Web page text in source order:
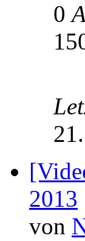
0
2013
von